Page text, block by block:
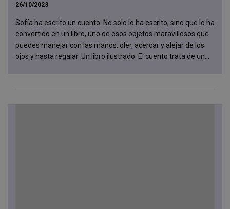
26/10/2023
Sofía ha escrito un cuento. No solo lo ha escrito, sino que lo ha
convertido en un libro, uno de esos objetos maravillosos que
puedes manejar con las manos, oler, acercar y alejar de los
ojos y hasta regalar. Un libro ilustrado. El cuento trata de un...